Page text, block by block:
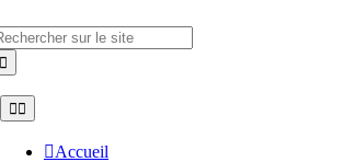
to
content
Toggle
Navigation
Accueil